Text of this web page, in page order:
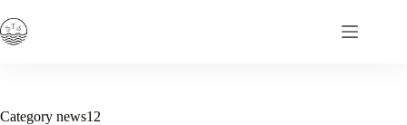
to
content
Category news12